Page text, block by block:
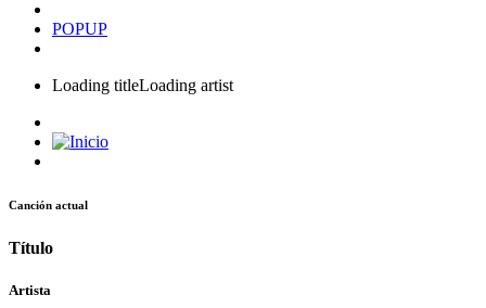
POPUP
Loading titleLoading artist
Canción actual
Título
Artista